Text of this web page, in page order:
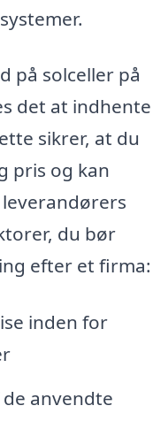
på solceller på
det at indhente
sikrer, at du
pris og kan
du bør
efter et firma:
inden for
anvendte